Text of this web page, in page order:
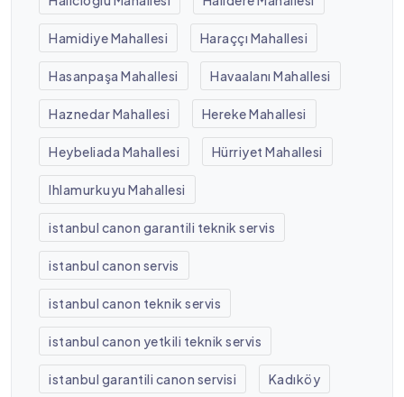
Hamidiye Mahallesi Haraççı Mahallesi
Hasanpaşa Mahallesi Havaalanı Mahallesi
Haznedar Mahallesi Hereke Mahallesi
Heybeliada Mahallesi Hürriyet Mahallesi
Ihlamurkuyu Mahallesi
istanbul canon garantili teknik servis
istanbul canon servis
istanbul canon teknik servis
istanbul canon yetkili teknik servis
istanbul garantili canon servisi Kadıköy